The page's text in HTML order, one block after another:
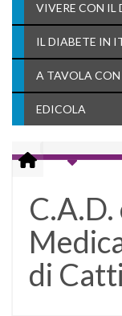
VIVERE CON IL
IL DIABETE IN
A TAVOLA
EDICOLA
di